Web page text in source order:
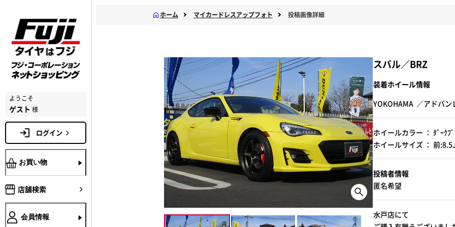
ようこそ
ゲスト 様
ログイン
お買い物
店舗検索
会員情報
ホーム マイカードレスアップフォト 投稿画像詳細
スバル／BRZ
装着ホイール情報
YOKOHAMA ／アドバン
ホイールカラー ： ﾀﾞｰｸﾌ
ホイールサイズ ： 前
投稿者情報
匿名希望
水戸店にて